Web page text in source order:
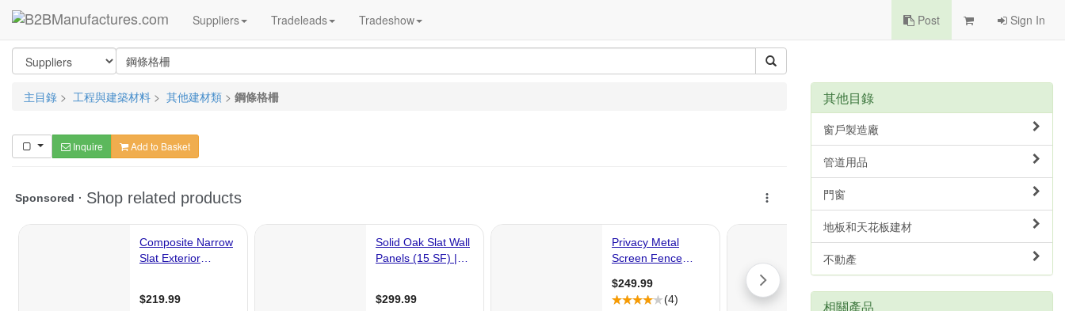
Suppliers Tradeleads Tradeshow Post Sign In
主目錄 > 工程與建築材料 > 其他建材類 > 鋼條格柵
Inquire Add to Basket
其他目錄
窗戶製造廠
管道用品
門窗
地板和天花板建材
不動產
相關產品